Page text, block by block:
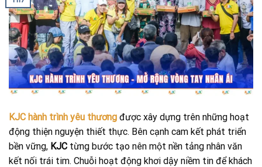
KJC hành trình yêu thương được xây dựng trên những hoạt
động thiện nguyện thiết thực. Bên cạnh cam kết phát triển
bền vững, KJC từng bước tạo nên một nền tảng nhân văn
kết nối trái tim. Chuỗi hoạt động khơi dậy niềm tin để khách